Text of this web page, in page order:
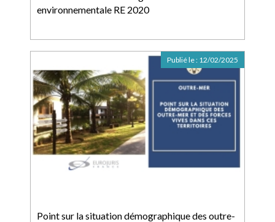
environnementale RE 2020
Point sur la situation démographique des outre-
Publié le : 12/02/2025